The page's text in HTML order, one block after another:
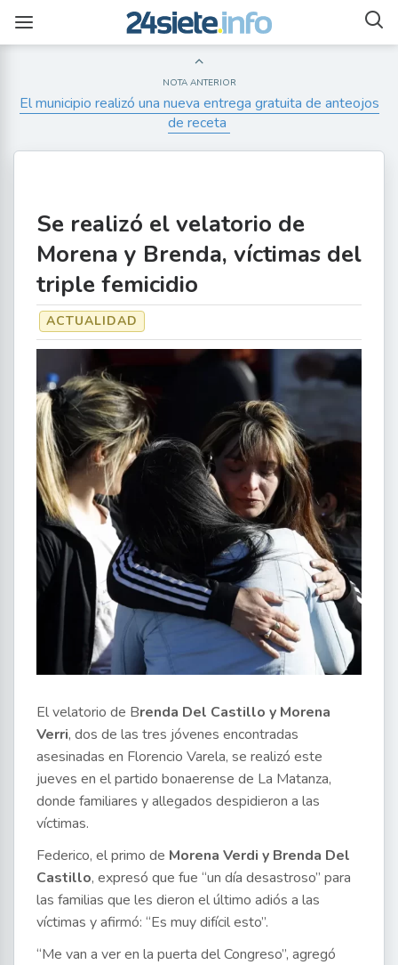
NOTA ANTERIOR
El municipio realizó una nueva entrega gratuita de anteojos
de receta
Se realizó el velatorio de
Morena y Brenda, víctimas del
triple femicidio
ACTUALIDAD
El velatorio de Brenda Del Castillo y Morena
Verri, dos de las tres jóvenes encontradas
asesinadas en Florencio Varela, se realizó este
jueves en el partido bonaerense de La Matanza,
donde familiares y allegados despidieron a las
víctimas.
Federico, el primo de Morena Verdi y Brenda Del
Castillo, expresó que fue “un día desastroso” para
las familias que les dieron el último adiós a las
víctimas y afirmó: “Es muy difícil esto”.
“Me van a ver en la puerta del Congreso”, agregó